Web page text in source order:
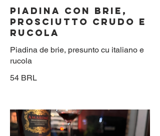
PIADINA CON BRIE,
PROSCIUTTO CRUDO E
RUCOLA
Piadina de brie, presunto cu italiano e
rucola
54 BRL